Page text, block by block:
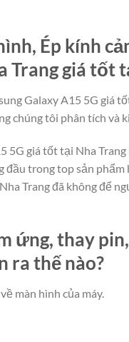
Ép kính
Trang giá tốt
Galaxy A15 5G giá
chúng tôi phân tích và
5G giá tốt tại Nha
trong top sản phẩm
Trang đã không để
ứng, thay
ra thế nào?
màn hình của máy.